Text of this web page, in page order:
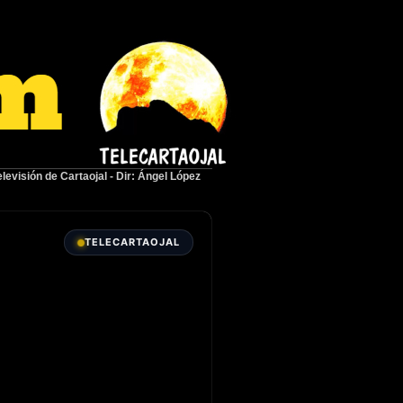
de Cartaojal - Dir: Ángel López
TELECARTAOJAL